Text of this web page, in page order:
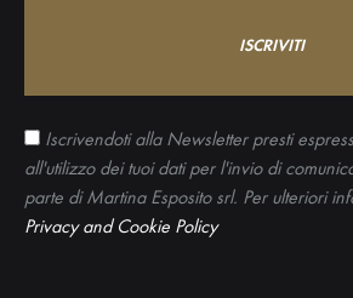
Iscrivendoti alla Newsletter presti
all'utilizzo dei tuoi dati per l'invio di
parte di Martina Esposito srl. Per ulteriori
Privacy and Cookie Policy